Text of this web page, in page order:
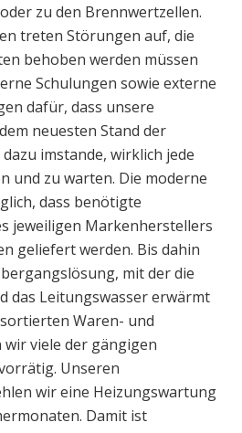
zu den Brennwertzellen.
treten Störungen auf, die
behoben werden müssen
Schulungen sowie externe
dafür, dass unsere
neuesten Stand der
imstande, wirklich jede
und zu warten. Die moderne
dass benötigte
jeweiligen Markenherstellers
geliefert werden. Bis dahin
mit der die
das Leitungswasser erwärmt
Waren- und
viele der gängigen
Unseren
wir eine Heizungswartung
Damit ist